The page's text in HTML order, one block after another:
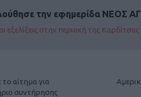
την εφημερίδα ΝΕΟΣ
εξελίξεις στην περιοχή της
αίτημα για
συντήρησης